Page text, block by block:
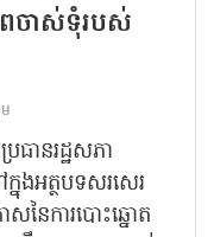
ពចាស់ទុំរបស់
ធានរដ្ឋសភា
ងអត្ថបទសរសេរ
នៃការបោះឆ្នោត